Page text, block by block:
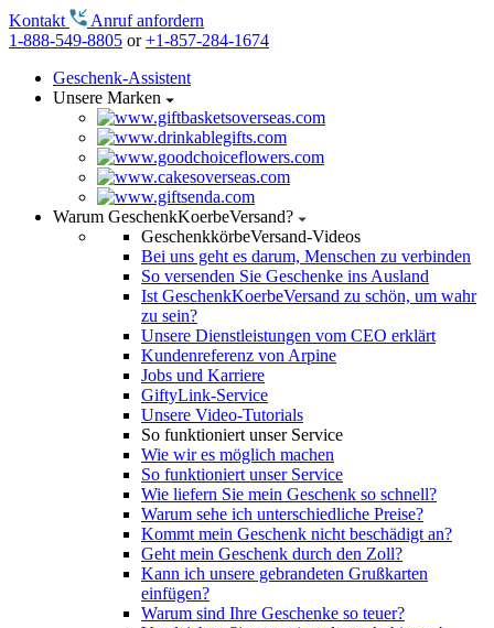
Kontakt
Anruf anfordern
1-888-549-8805 or+1-857-284-1674
Geschenk-Assistent
Unsere Marken
Warum GeschenkKoerbeVersand?
GeschenkkörbeVersand-Videos
Bei uns geht es darum, Menschen zu verbinden
So versenden Sie Geschenke ins Ausland
Ist GeschenkKoerbeVersand zu schön, um wahr
zu sein?
Unsere Dienstleistungen vom CEO erklärt
Kundenreferenz von Arpine
Jobs und Karriere
GiftyLink-Service
Unsere Video-Tutorials
So funktioniert unser Service
Wie wir es möglich machen
So funktioniert unser Service
Wie liefern Sie mein Geschenk so schnell?
Warum sehe ich unterschiedliche Preise?
Kommt mein Geschenk nicht beschädigt an?
Geht mein Geschenk durch den Zoll?
Kann ich unsere gebrandeten Grußkarten
einfügen?
Warum sind Ihre Geschenke so teuer?